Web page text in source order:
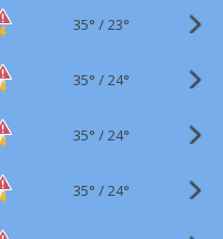
35° /23°
35° /24°
35° /24°
35° /24°